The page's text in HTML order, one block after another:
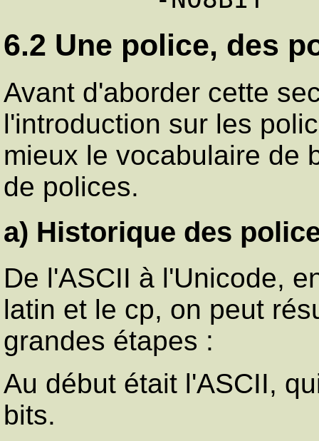
6.2 Une police, des
Avant d'aborder cette
l'introduction sur les
mieux le vocabulaire de
de polices.
a) Historique des
De l'ASCII à l'Unicode,
latin et le cp, on peut
grandes étapes :
Au début était l'ASCII,
bits.